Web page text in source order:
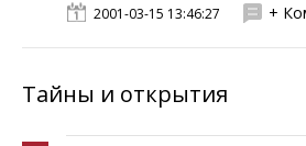
2001-03-15 13:46:27 +
Тайны и открытия